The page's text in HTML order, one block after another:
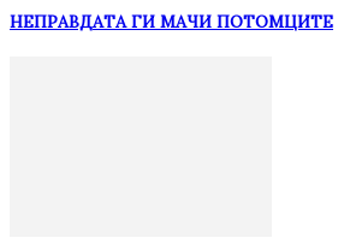
НЕПРАВДАТА ГИ МАЧИ ПОТОМЦИТЕ